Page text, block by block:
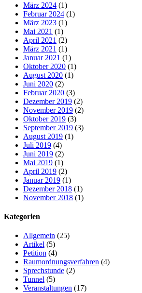
März 2024 (1)
Februar 2024 (1)
März 2023 (1)
Mai 2021 (1)
April 2021 (2)
März 2021 (1)
Januar 2021 (1)
Oktober 2020 (1)
August 2020 (1)
Juni 2020 (2)
Februar 2020 (3)
Dezember 2019 (2)
November 2019 (2)
Oktober 2019 (3)
September 2019 (3)
August 2019 (1)
Juli 2019 (4)
Juni 2019 (2)
Mai 2019 (1)
April 2019 (2)
Januar 2019 (1)
Dezember 2018 (1)
November 2018 (1)
Kategorien
Allgemein (25)
Artikel (5)
Petition (4)
Raumordnungsverfahren (4)
Sprechstunde (2)
Tunnel (5)
Veranstaltungen (17)